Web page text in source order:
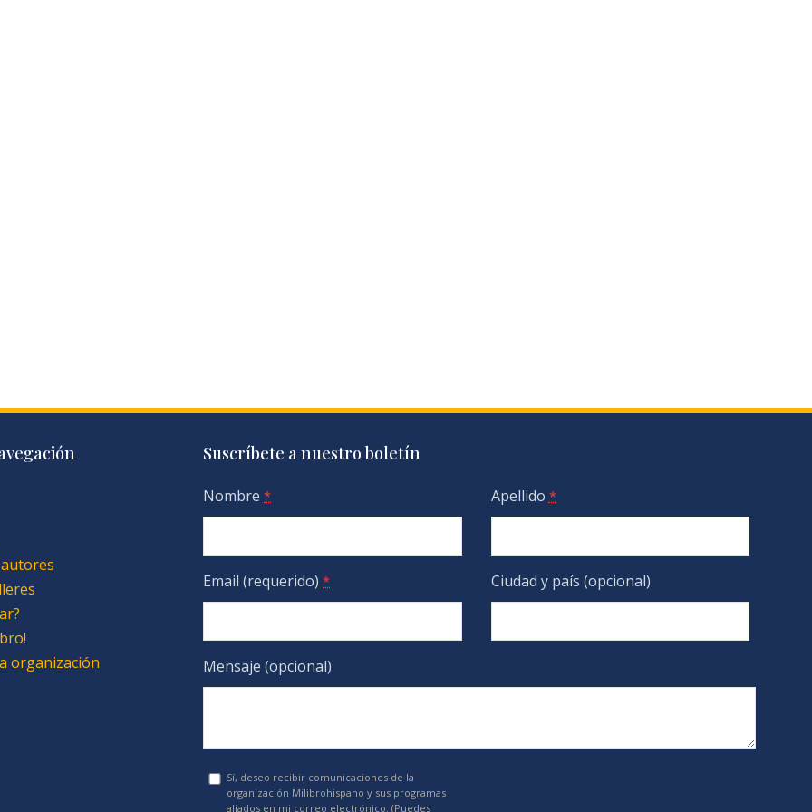
organización
Suscríbete a nuestro boletín
Nombre * Apellido *
Email (requerido) * Ciudad y país (opcional)
Mensaje (opcional)
Sí, deseo recibir comunicaciones de la
organización Milibrohispano y sus programas
aliados en mi correo electrónico. (Puedes